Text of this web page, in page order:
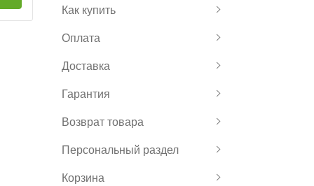
Как купить
Оплата
Доставка
Гарантия
Возврат товара
Персональный раздел
Корзина